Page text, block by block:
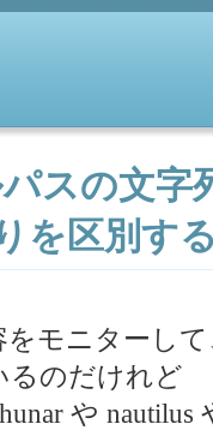
スの文字
を区別す
モニターし
るのだけれど
や nautilus